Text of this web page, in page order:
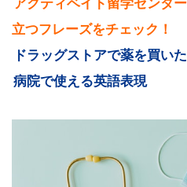
アクティベイト留学センタ
立つフレーズをチェック！
ドラッグストアで薬を買い
病院で使える英語表現